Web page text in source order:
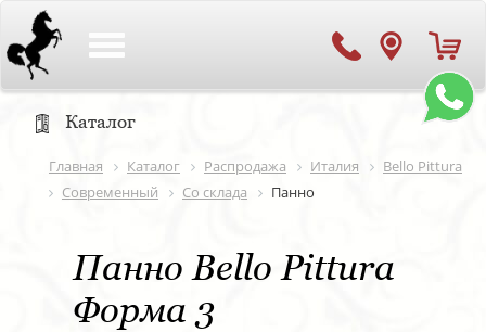
Каталог
Главная Каталог Распродажа Италия
Bello Pittura
Современный
Со склада Панно
Панно Bello Pittura
Форма 3